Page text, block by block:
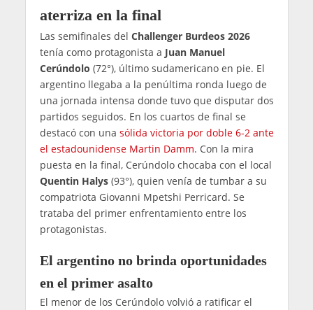
aterriza en la final
Las semifinales del Challenger Burdeos 2026
tenía como protagonista a Juan Manuel
Cerúndolo (72°), último sudamericano en pie. El
argentino llegaba a la penúltima ronda luego de
una jornada intensa donde tuvo que disputar dos
partidos seguidos. En los cuartos de final se
destacó con una sólida victoria por doble 6-2 ante
el estadounidense Martin Damm. Con la mira
puesta en la final, Cerúndolo chocaba con el local
Quentin Halys(93°), quien venía de tumbar a su
compatriota Giovanni Mpetshi Perricard. Se
trataba del primer enfrentamiento entre los
protagonistas.
El argentino no brinda oportunidades
en el primer asalto
El menor de los Cerúndolo volvió a ratificar el